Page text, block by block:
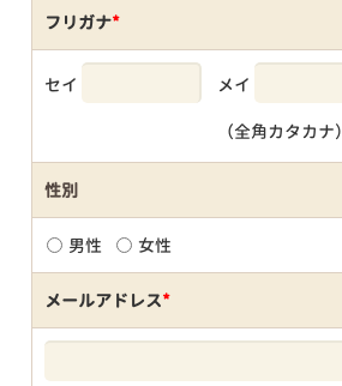
フリガナ*
セイ メイ
（全角カタカナ）
性別
男性 女性
メールアドレス*